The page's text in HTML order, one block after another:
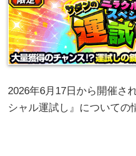
2026年6月17日から開催さ
シャル運試し』についての